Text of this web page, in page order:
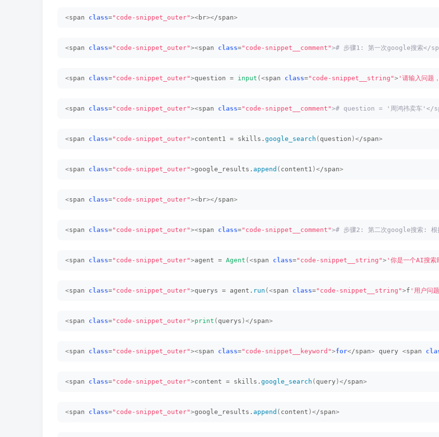
<span class="code-snippet_outer"><br></span>
<span class="code-snippet_outer"><span class="code-snippet__comment"># 步骤1: 第一次google搜索</
<span class="code-snippet_outer">question = input (<span class="code-snippet__string"> '请输入问
<span class="code-snippet_outer"><span class="code-snippet__comment"># question = '周鸿祎卖车'</
<span class="code-snippet_outer">content1 = skills. google_search ( question )</span>
<span class="code-snippet_outer">google_results. append ( content1 )</span>
<span class="code-snippet_outer"><br></span>
<span class="code-snippet_outer"><span class="code-snippet__comment"># 步骤2: 第二次google搜索: 根
<span class="code-snippet_outer">agent = Agent (<span class="code-snippet__string"> '你是一个AI搜索
<span class="code-snippet_outer">querys = agent. run (<span class="code-snippet__string">f '用户问
<span class="code-snippet_outer">print ( querys )</span>
<span class="code-snippet_outer"><span class="code-snippet__keyword">for</span> query <span
<span class="code-snippet_outer">content = skills. google_search ( query )</span>
<span class="code-snippet_outer">google_results. append ( content )</span>